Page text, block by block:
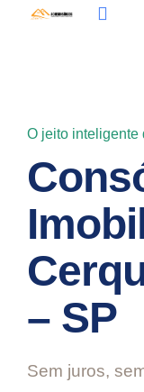
O jeito inteligente
– SP
Sem juros,